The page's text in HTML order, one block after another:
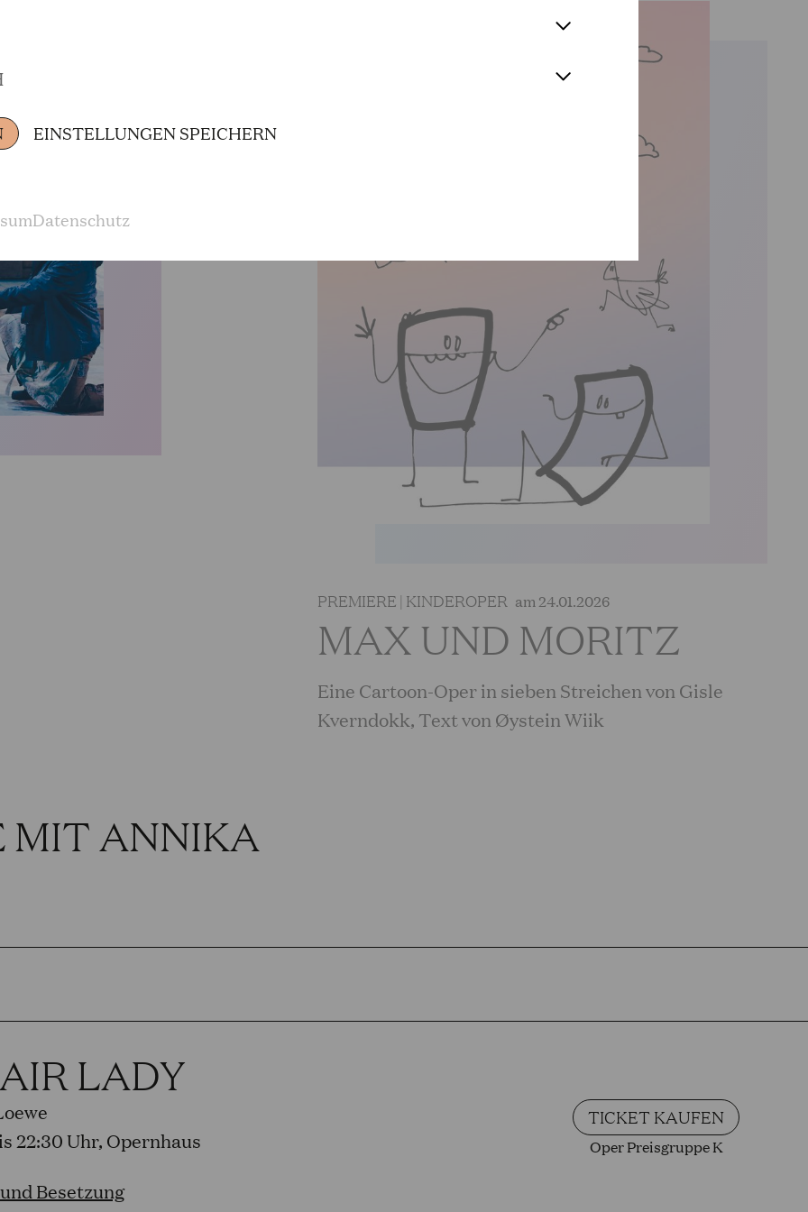
EINSTELLUNGEN SPEICHERN
Datenschutz
PREMIERE | KINDEROPER am 24.01.2026
MAX UND MORITZ
Eine Cartoon-Oper in sieben Streichen von Gisle
Kverndokk, Text von Øystein Wiik
MIT ANNIKA
LADY
22:30 Uhr, Opernhaus
Besetzung
TICKET KAUFEN
Oper Preisgruppe K